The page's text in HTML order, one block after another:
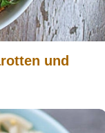
und